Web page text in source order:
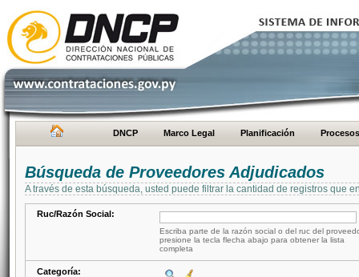
DNCP Marco Legal Planificación Procesos
Búsqueda de Proveedores Adjudicados
A través de esta búsqueda, usted puede filtrar la cantidad de registros que
Ruc/Razón Social:
Escriba parte de la razón social o del ruc del
presione la tecla flecha abajo para obtener la lista
completa
Categoría: